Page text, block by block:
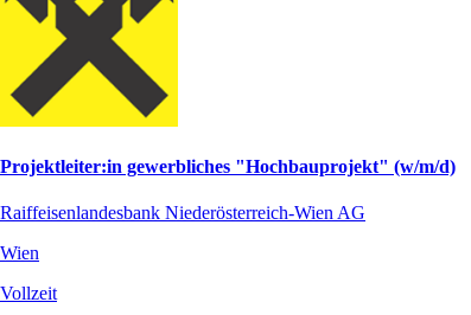
Projektleiter:in gewerbliches "Hochbauprojekt" (w/m/d)
Raiffeisenlandesbank Niederösterreich-Wien AG
Wien
Vollzeit